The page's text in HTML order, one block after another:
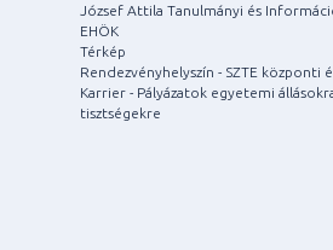
József Attila Tanulmányi és
EHÖK
Térkép
Rendezvényhelyszín - SZTE központi
Karrier - Pályázatok egyetemi
tisztségekre